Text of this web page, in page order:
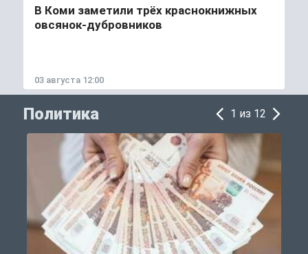
В Коми заметили трёх краснокнижных
овсянок-дубровников
03 августа 12:00
Политика 1 из 12